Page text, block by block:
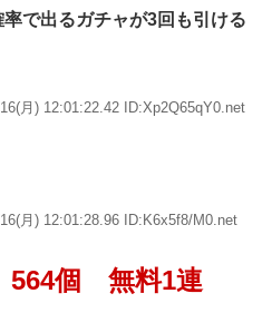
で出るガチャが3回も引ける
16(月) 12:01:22.42 ID:Xp2Q65qY0.net
16(月) 12:01:28.96 ID:K6x5f8/M0.net
個 無料1連